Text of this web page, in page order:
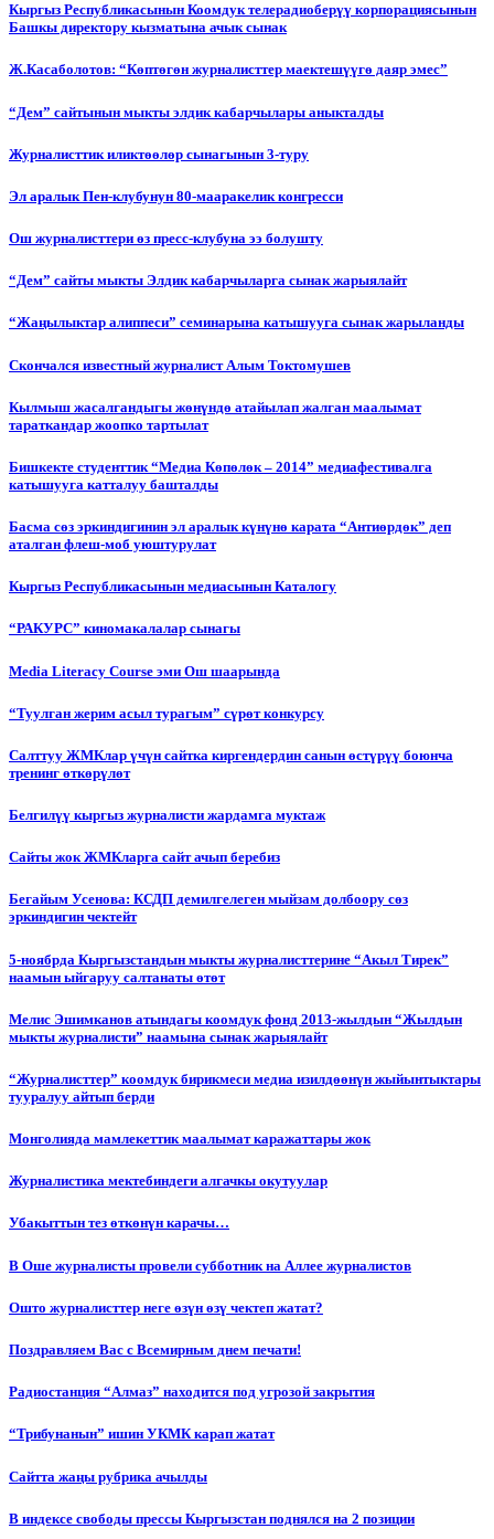
Кыргыз Республикасынын Коомдук телерадиоберүү корпорациясынын
Башкы директору кызматына ачык сынак
Ж.Касаболотов: “Көптөгөн журналисттер маектешүүгө даяр эмес”
“Дем” сайтынын мыкты элдик кабарчылары аныкталды
Журналисттик иликтөөлөр сынагынын 3-туру
Эл аралык Пен-клубунун 80-мааракелик конгресси
Ош журналисттери өз пресс-клубуна ээ болушту
“Дем” сайты мыкты Элдик кабарчыларга сынак жарыялайт
“Жаңылыктар алиппеси” семинарына катышууга сынак жарыланды
Cкончался известный журналист Алым Токтомушев
Кылмыш жасалгандыгы жөнүндө атайылап жалган маалымат
тараткандар жоопко тартылат
Бишкекте студенттик “Медиа Көпөлөк – 2014” медиафестивалга
катышууга катталуу башталды
Басма сөз эркиндигинин эл аралык күнүнө карата “Антиөрдөк” деп
аталган флеш-моб уюштурулат
Кыргыз Республикасынын медиасынын Каталогу
“РАКУРС” киномакалалар сынагы
Media Literacy Сourse эми Ош шаарында
“Туулган жерим асыл турагым” сүрөт конкурсу
Салттуу ЖМКлар үчүн сайтка киргендердин санын өстүрүү боюнча
тренинг өткөрүлөт
Белгилүү кыргыз журналисти жардамга муктаж
Сайты жок ЖМКларга сайт ачып беребиз
Бегайым Усенова: КСДП демилгелеген мыйзам долбоору сөз
эркиндигин чектейт
5-ноябрда Кыргызстандын мыкты журналисттерине “Акыл Тирек”
наамын ыйгаруу салтанаты өтөт
Мелис Эшимканов атындагы коомдук фонд 2013-жылдын “Жылдын
мыкты журналисти” наамына сынак жарыялайт
“Журналисттер” коомдук бирикмеси медиа изилдөөнүн жыйынтыктары
тууралуу айтып берди
Монголияда мамлекеттик маалымат каражаттары жок
Журналистика мектебиндеги алгачкы окутуулар
Убакыттын тез өткөнүн карачы…
В Оше журналисты провели субботник на Аллее журналистов
Ошто журналисттер неге өзүн өзү чектеп жатат?
Поздравляем Вас с Всемирным днем печати!
Радиостанция “Алмаз” находится под угрозой закрытия
“Трибунанын” ишин УКМК карап жатат
Сайтта жаңы рубрика ачылды
В индексе свободы прессы Кыргызстан поднялся на 2 позиции